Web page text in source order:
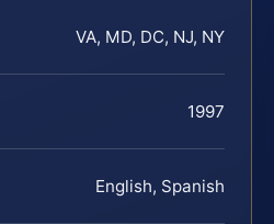
VA, MD, DC, NJ, NY
1997
English, Spanish